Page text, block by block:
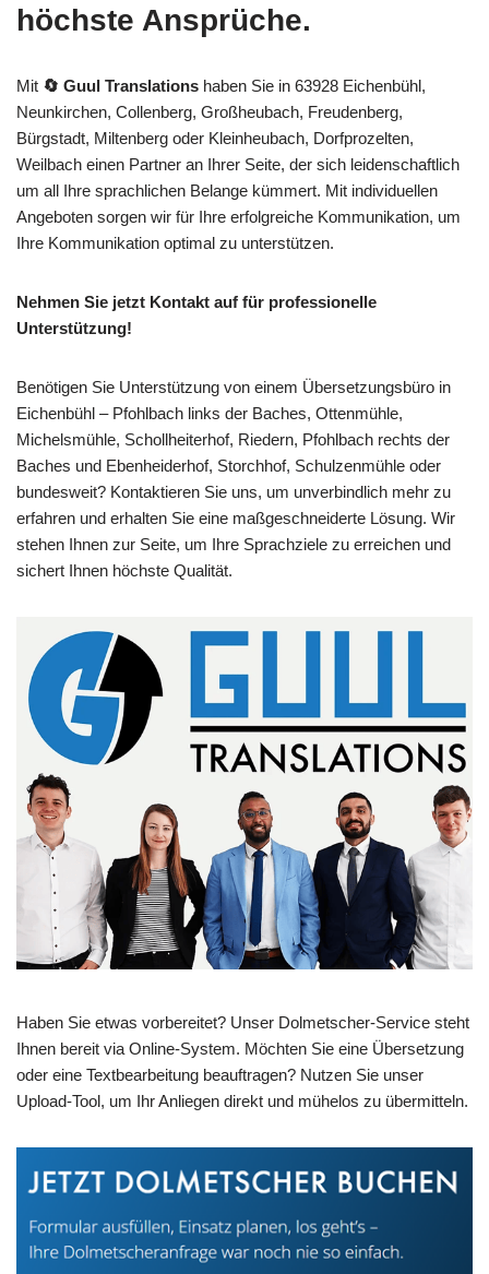
höchste Ansprüche.
Mit 🔄 Guul Translations haben Sie in 63928 Eichenbühl,
Neunkirchen, Collenberg, Großheubach, Freudenberg,
Bürgstadt, Miltenberg oder Kleinheubach, Dorfprozelten,
Weilbach einen Partner an Ihrer Seite, der sich leidenschaftlich
um all Ihre sprachlichen Belange kümmert. Mit individuellen
Angeboten sorgen wir für Ihre erfolgreiche Kommunikation, um
Ihre Kommunikation optimal zu unterstützen.
Nehmen Sie jetzt Kontakt auf für professionelle
Unterstützung!
Benötigen Sie Unterstützung von einem Übersetzungsbüro in
Eichenbühl – Pfohlbach links der Baches, Ottenmühle,
Michelsmühle, Schollheiterhof, Riedern, Pfohlbach rechts der
Baches und Ebenheiderhof, Storchhof, Schulzenmühle oder
bundesweit? Kontaktieren Sie uns, um unverbindlich mehr zu
erfahren und erhalten Sie eine maßgeschneiderte Lösung. Wir
stehen Ihnen zur Seite, um Ihre Sprachziele zu erreichen und
sichert Ihnen höchste Qualität.
Haben Sie etwas vorbereitet? Unser Dolmetscher-Service steht
Ihnen bereit via Online-System. Möchten Sie eine Übersetzung
oder eine Textbearbeitung beauftragen? Nutzen Sie unser
Upload-Tool, um Ihr Anliegen direkt und mühelos zu übermitteln.